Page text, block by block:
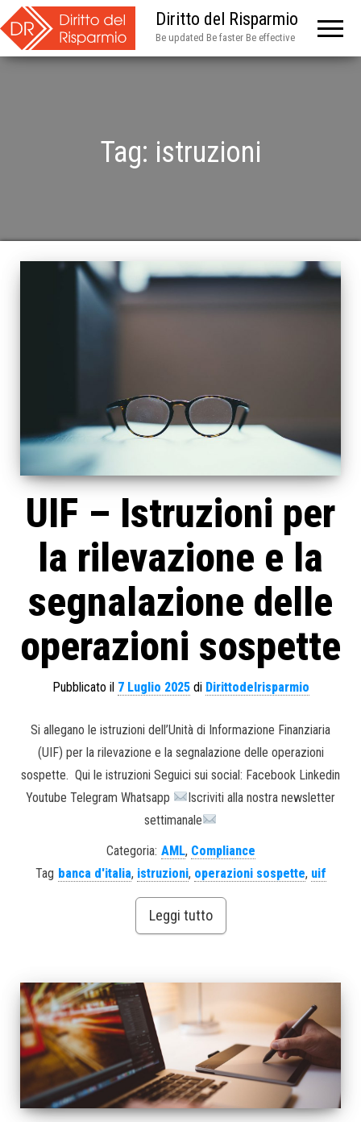
Diritto del Risparmio
Be updated Be faster Be effective
Tag: istruzioni
UIF – Istruzioni per
la rilevazione e la
segnalazione delle
operazioni sospette
Pubblicato il 7 Luglio 2025di Dirittodelrisparmio
Si allegano le istruzioni dell’Unità di Informazione Finanziaria
(UIF) per la rilevazione e la segnalazione delle operazioni
sospette. Qui le istruzioni Seguici sui social: Facebook Linkedin
Youtube Telegram Whatsapp
Iscriviti alla nostra newsletter
settimanale
Categoria: AML, Compliance
Tag banca d'italia, istruzioni, operazioni sospette, uif
Leggi tutto